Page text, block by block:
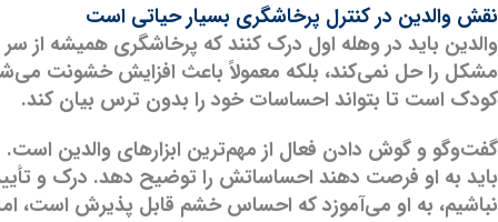
نقش والدین در کنترل پرخاشگری بسیار حیاتی است
والدین باید در وهله اول درک کنند که پرخاشگری همیشه از
مشکل را حل نمی‌کند، بلکه معمولاً باعث افزایش خشونت
کودک است تا بتواند احساسات خود را بدون ترس بیان کند.
گفت‌وگو و گوش دادن فعال از مهم‌ترین ابزارهای والدین
باید به او فرصت دهند احساساتش را توضیح دهد. درک و
نباشیم، به او می‌آموزد که احساس خشم قابل پذیرش است،